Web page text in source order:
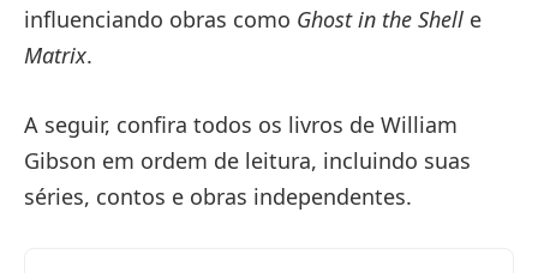
influenciando obras como Ghost in the Shell e
Matrix.
A seguir, confira todos os livros de William
Gibson em ordem de leitura, incluindo suas
séries, contos e obras independentes.